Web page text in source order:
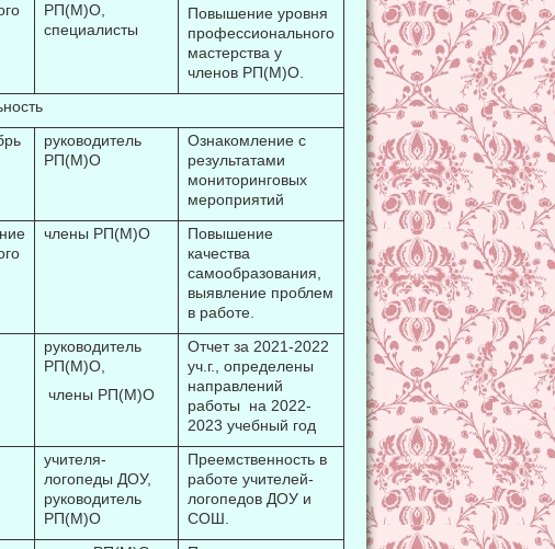
Повышение уровня
профессионального
мастерства у
членов РП(М)О.
РП(М)О,
специалисты
руководитель
РП(М)О
Ознакомление с
результатами
мониторинговых
мероприятий
члены РП(М)О
Повышение
качества
самообразования,
выявление проблем
в работе.
руководитель
РП(М)О,
члены РП(М)О
Отчет за 2021-2022
уч.г., определены
направлений
работы на 2022-
2023 учебный год
учителя-
логопеды ДОУ,
руководитель
РП(М)О
Преемственность в
работе учителей-
логопедов ДОУ и
СОШ.